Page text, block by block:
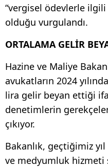
“vergisel ödevlerle
olduğu vurgulandı.
ORTALAMA GELİR
Hazine ve Maliye
avukatların 2024
lira gelir beyan ettiği
denetimlerin
çıkıyor.
Bakanlık, geçtiğimiz
ve medyumluk hizmeti